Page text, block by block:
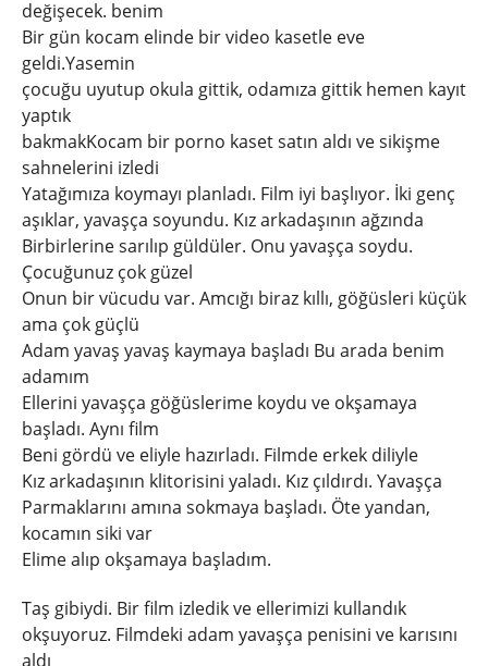
değişecek. benim
Bir gün kocam elinde bir video kasetle eve
geldi.Yasemin
çocuğu uyutup okula gittik, odamıza gittik hemen kayıt
yaptık
bakmakKocam bir porno kaset satın aldı ve sikişme
sahnelerini izledi
Yatağımıza koymayı planladı. Film iyi başlıyor. İki genç
aşıklar, yavaşça soyundu. Kız arkadaşının ağzında
Birbirlerine sarılıp güldüler. Onu yavaşça soydu.
Çocuğunuz çok güzel
Onun bir vücudu var. Amcığı biraz kıllı, göğüsleri küçük
ama çok güçlü
Adam yavaş yavaş kaymaya başladı Bu arada benim
adamım
Ellerini yavaşça göğüslerime koydu ve okşamaya
başladı. Aynı film
Beni gördü ve eliyle hazırladı. Filmde erkek diliyle
Kız arkadaşının klitorisini yaladı. Kız çıldırdı. Yavaşça
Parmaklarını amına sokmaya başladı. Öte yandan,
kocamın siki var
Elime alıp okşamaya başladım.
Taş gibiydi. Bir film izledik ve ellerimizi kullandık
okşuyoruz. Filmdeki adam yavaşça penisini ve karısını
aldı